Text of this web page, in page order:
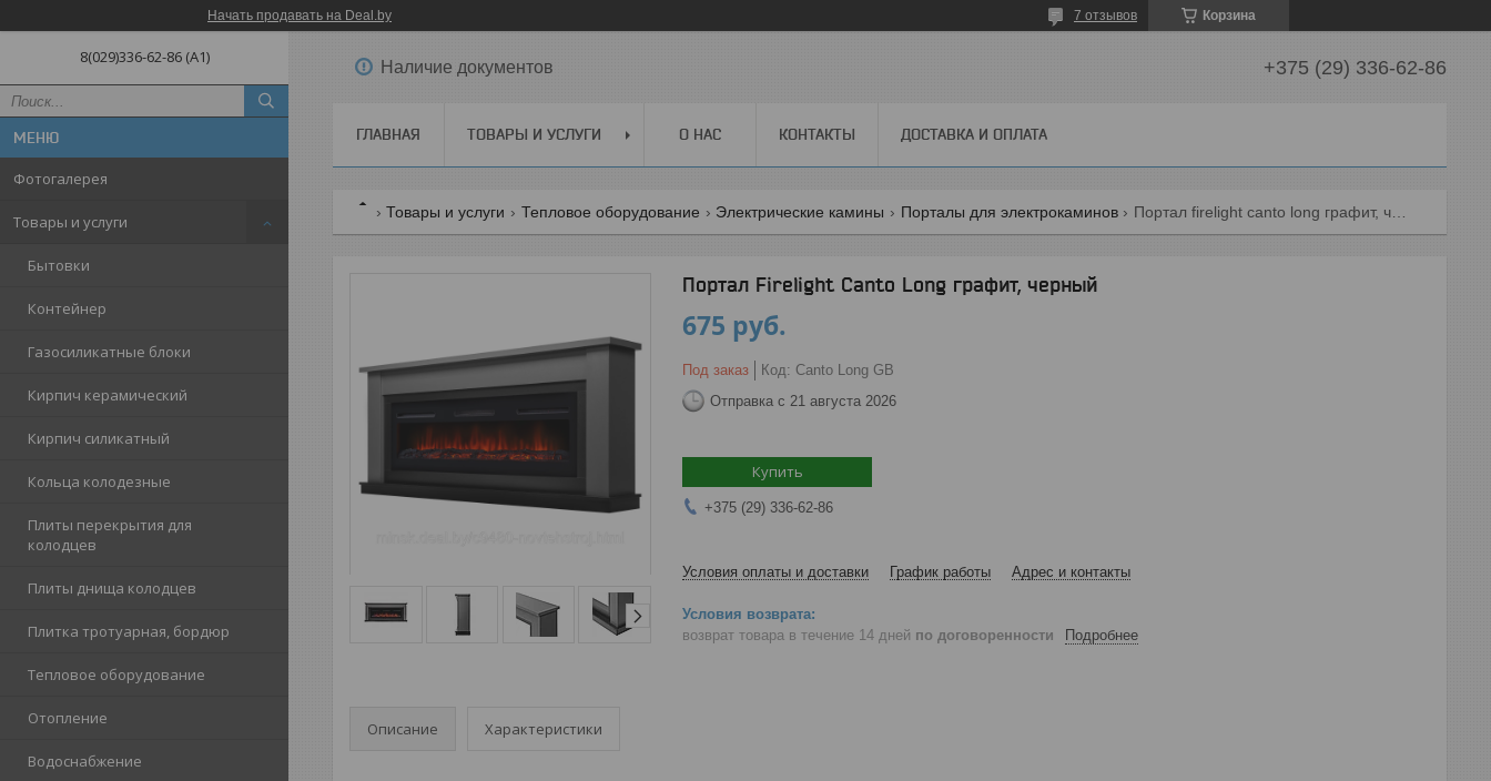
Начать продавать на Deal.by Корзина
7 отзывов
8(029)336-62-86 (A1)
Фотогалерея
Товары и услуги
Бытовки
Контейнер
Газосиликатные блоки
Кирпич керамический
Кирпич силикатный
Кольца колодезные
Плиты перекрытия для
колодцев
Плиты днища колодцев
Плитка тротуарная, бордюр
Тепловое оборудование
Отопление
Водоснабжение
Наличие документов +375 (29) 336-62-86
ГЛАВНАЯ ТОВАРЫ И УСЛУГИ О НАС КОНТАКТЫ ДОСТАВКА И ОПЛАТА
Товары и услуги Тепловое оборудование Электрические камины Порталы для электрокаминов
Портал Firelight Canto Long графит, черный
675 руб.
Под заказ Код: Canto Long GB
Отправка с 21 августа 2026
Купить
+375 (29) 336-62-86
Условия оплаты и доставки График работы Адрес и контакты
возврат товара в течение 14 дней по договоренности Подробнее
Описание Характеристики